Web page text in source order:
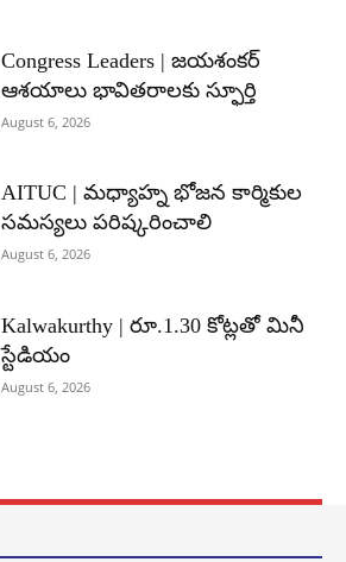
Congress Leaders | జయశంకర్
ఆశయాలు భావితరాలకు స్ఫూర్తి
August 6, 2026
AITUC | మధ్యాహ్న భోజన కార్మికుల
సమస్యలు పరిష్కరించాలి
August 6, 2026
Kalwakurthy | రూ.1.30 కోట్లతో మినీ
స్టేడియం
August 6, 2026